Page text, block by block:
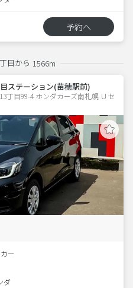
予約へ
目から 1566m
ステーション(苗穂駅前)
丁目99-4 ホンダカーズ南札幌 Ｕセ
ー
ダ